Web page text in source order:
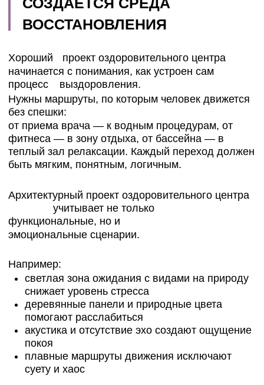
ЗОНИРОВАНИЕ И
РАБОТАЮТ НА ЗДОРОВЬЕ
можно выделить несколько зон:
оздоровительном комплексе
Архитектор объединяет всё это в логичный
сценарий, где функциональность не мешает
покою.
В типовом
водная (бассейн, купели, душевые
впечатлений)
кабины)
кабинеты физиотерапии и массажа
релакс-залы и соляные комнаты
кафе здорового питания и зоны отдыха
продумать не только дизайн, но и климат-
контроль, вентиляцию, влажность,
температурные переходы. Всё это напрямую
влияет на самочувствие человека.
требует высокой точности и инженерной
культуры. Важно
Проектирование оздоровительных центров